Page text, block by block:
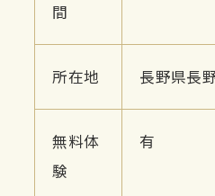
間
所在地 長野県長
無料体
験
有